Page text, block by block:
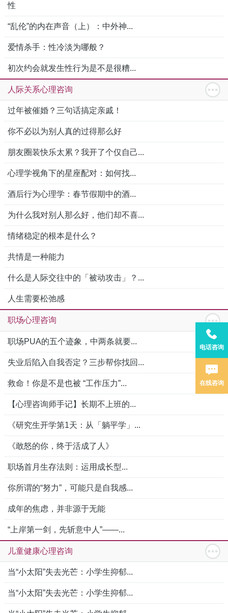
性
“乱伦”的内在声音（上）：中外神...
爱情杀手：性冷淡为哪般？
初次约会就发生性行为是不是很糟...
人际关系心理咨询
过年被催婚？三句话搞定亲戚！
你不必以为别人真的过得那么好
朋友圈装快乐太累？我开了个仅自己...
心理学视角下的星座配对：如何找...
酒后行为心理学：春节假期中的酒...
为什么我对别人那么好，他们却不喜...
情绪稳定的根本是什么？
共情是一种能力
什么是人际交往中的「被动攻击」？...
人生需要松弛感
职场心理咨询
职场PUA的五个迹象，中两条就要...
失业后陷入自我否定？三步帮你找回...
救命！你是不是也被 “工作压力”...
【心理咨询师手记】长期不上班的...
《研究生开学第1天：从「躺平学」...
《敢怒的你，终于活成了人》
职场首月生存法则：运用成长型...
你所谓的“努力”，可能只是自我感...
成年的焦虑，并非源于无能
“上岸第一剑，先斩意中人”——...
儿童健康心理咨询
当“小太阳”失去光芒：小学生抑郁...
当“小太阳”失去光芒：小学生抑郁...
电话咨询
在线咨询